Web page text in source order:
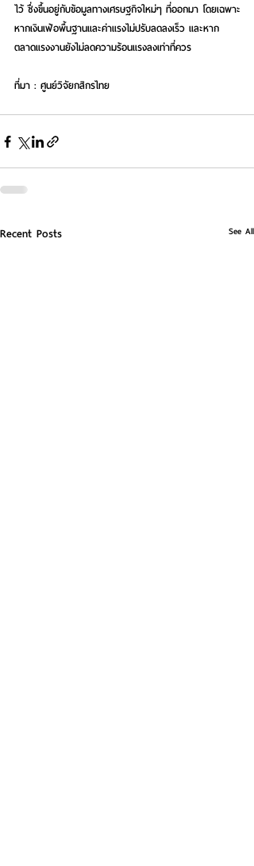
ไว้ ซึ่งขึ้นอยู่กับข้อมูลทางเศรษฐกิจใหม่ๆ ที่ออกมา โดยเฉพาะ
หากเงินเฟ้อพื้นฐานและค่าแรงไม่ปรับลดลงเร็ว และหาก
ตลาดแรงงานยังไม่ลดความร้อนแรงลงเท่าที่ควร
ที่มา : ศูนย์วิจัยกสิกรไทย
Recent Posts See All